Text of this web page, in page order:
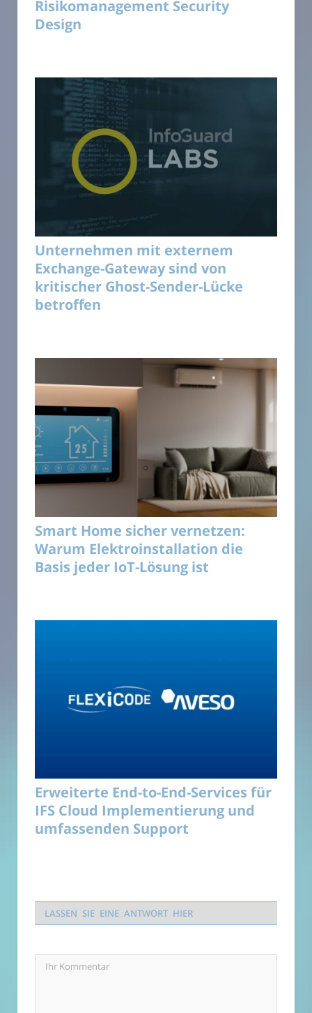
Risikomanagement Security
Design
Unternehmen mit externem
Exchange-Gateway sind von
kritischer Ghost-Sender-Lücke
betroffen
Smart Home sicher vernetzen:
Warum Elektroinstallation die
Basis jeder IoT-Lösung ist
Erweiterte End-to-End-Services für
IFS Cloud Implementierung und
umfassenden Support
LASSEN SIE EINE ANTWORT HIER